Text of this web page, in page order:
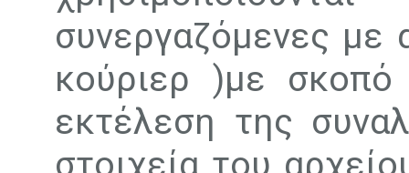
συνεργαζόμενες με
κούριερ )με
εκτέλεση της